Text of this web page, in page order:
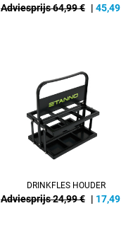
Adviesprijs 64,99 € | 45,49
DRINKFLES HOUDER
Adviesprijs 24,99 € | 17,49